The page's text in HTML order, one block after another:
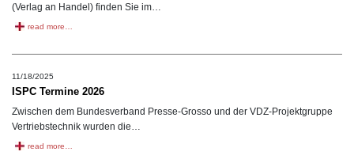
(Verlag an Handel) finden Sie im…
read more…
11/18/2025
ISPC Termine 2026
Zwischen dem Bundesverband Presse-Grosso und der VDZ-Projektgruppe
Vertriebstechnik wurden die…
read more…